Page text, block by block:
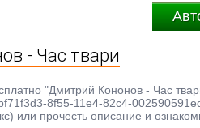
- Час твари
"Дмитрий Кононов - Час
8f55-11e4-82c4-
или прочесть описание и